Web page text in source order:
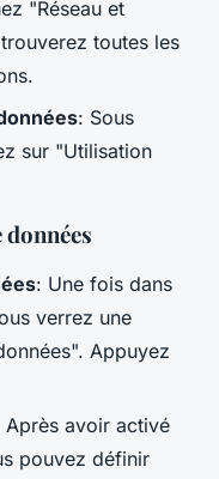
"Réseau et
toutes les
: Sous
sur "Utilisation
: Une fois dans
verrez une
Appuyez
Après avoir activé
pouvez définir